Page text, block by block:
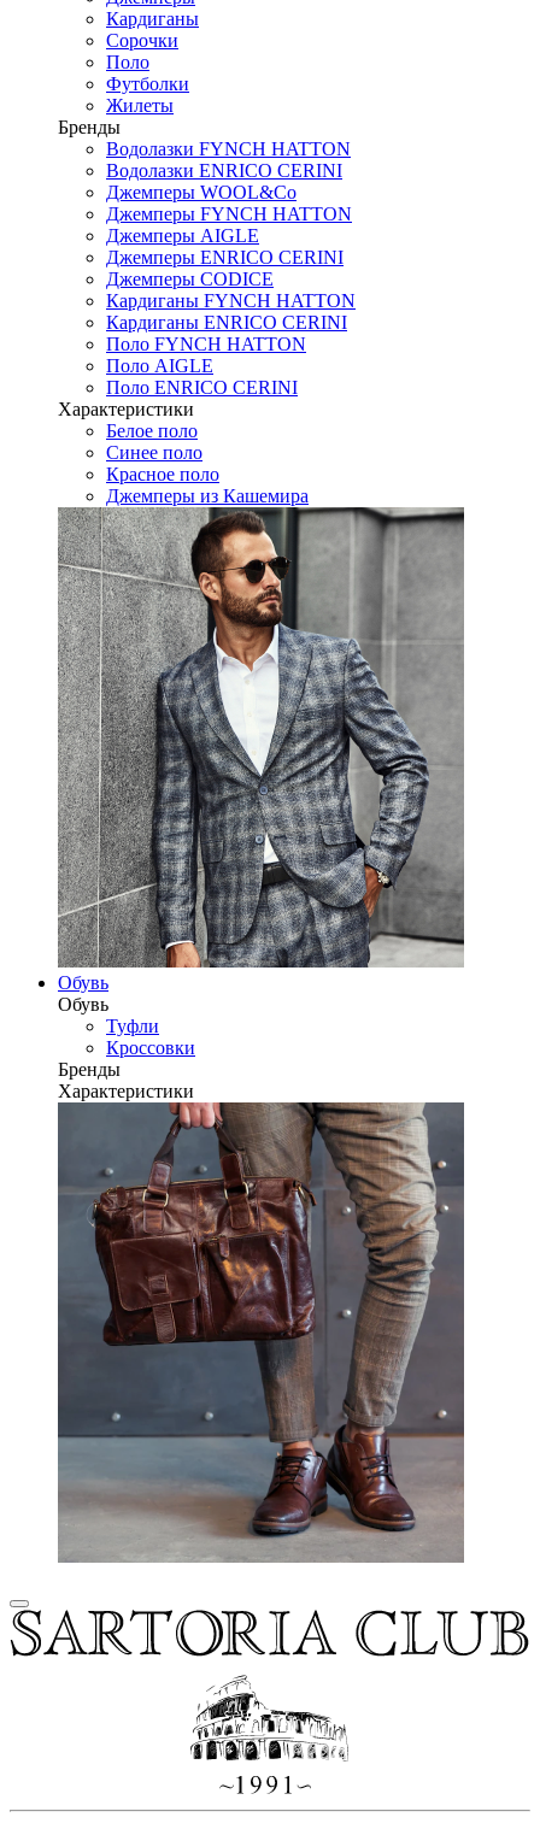
Кардиганы
Сорочки
Поло
Футболки
Жилеты
Бренды
Водолазки FYNCH HATTON
Водолазки ENRICO CERINI
Джемперы WOOL&Co
Джемперы FYNCH HATTON
Джемперы AIGLE
Джемперы ENRICO CERINI
Джемперы CODICE
Кардиганы FYNCH HATTON
Кардиганы ENRICO CERINI
Поло FYNCH HATTON
Поло AIGLE
Поло ENRICO CERINI
Характеристики
Белое поло
Синее поло
Красное поло
Джемперы из Кашемира
Обувь
Обувь
Туфли
Кроссовки
Бренды
Характеристики